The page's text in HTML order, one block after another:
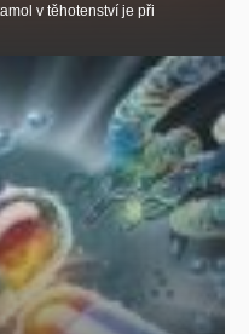
v těhotenství je při